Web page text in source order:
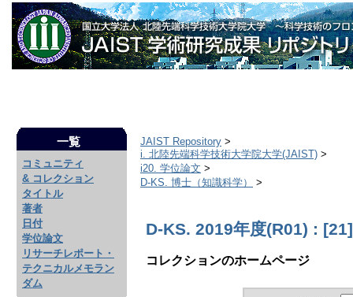
一覧
コミュニティ
& コレクション
タイトル
著者
日付
学位論文
リサーチレポート・
テクニカルメモラン
ダム
JAIST Repository >
i. 北陸先端科学技術大学院大学(JAIST) >
i20. 学位論文 >
D-KS. 博士（知識科学）
>
D-KS. 2019年度(R01) : [21]
コレクションのホームページ